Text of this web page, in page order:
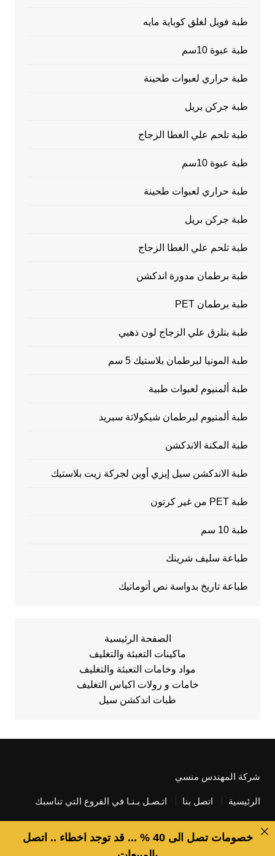
طبة فويل لغلق كوباية مايه
طبة عبوة 10سم
طبة حراري لعبوات طحينة
طبة جركن بريل
طبة تلحم علي الغطا الزجاج
طبة عبوة 10سم
طبة حراري لعبوات طحينة
طبة جركن بريل
طبة تلحم علي الغطا الزجاج
طبة برطمان مدورة اندكشن
طبة برطمان PET
طبة بتلزق علي الزجاج لون ذهبي
طبة المونيا لبرطمان بلاستيك 5 سم
طبة ألمنيوم لعبوات طبية
طبة ألمنيوم لبرطمان شيكولاتة سبريد
طبة المكنة الاندكشن
طبة الاندكشن سيل إيزي أوبن لجركة زيت بلاستيك
طبة PET من غير كرتون
طبة 10 سم
طباعة سليف شرينك
طباعة تاريخ بدواسة نص أتوماتيك
الصفحة الرئيسية
ماكينات التعبئة والتغليف
مواد وخامات التعبئة والتغليف
خامات و رولات اكياس التغليف
طبات اندكشن سيل
شركة المهندس منسي
الرئيسية اتصل بنا اتـصـل بـنـا في الفروع التي تناسبك
خصومات تصل الى 40 % ... قد توجد اخطاء .. اتصل